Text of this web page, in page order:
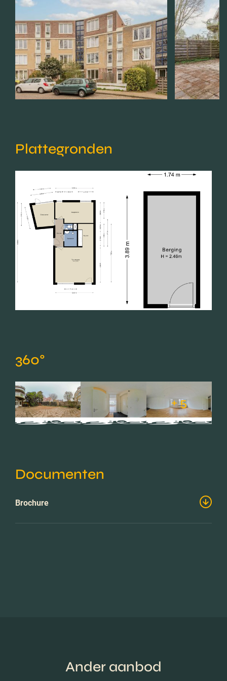
Plattegronden
360°
+ 5
Documenten
Brochure
Ander aanbod